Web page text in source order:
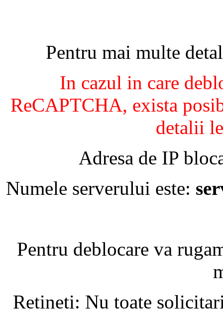
Pentru mai multe
In cazul in care
ReCAPTCHA, exista
detalii
Adresa de IP
Numele serverului este:
Pentru deblocare va
Retineti: Nu toate